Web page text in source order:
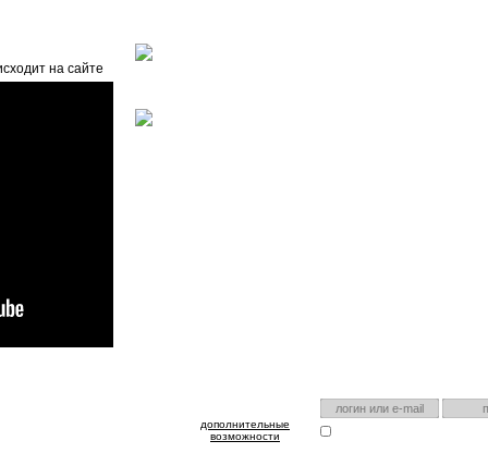
на сайте
дополнительные
возможности